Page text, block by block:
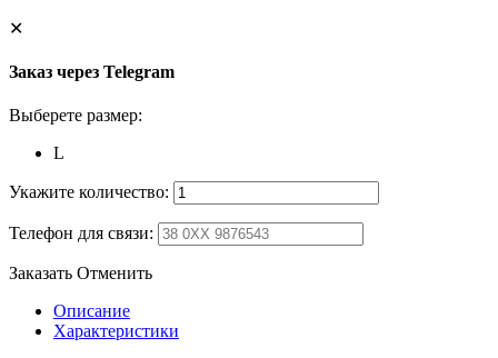
✕
Заказ через Telegram
Выберете размер:
L
Укажите количество:
Телефон для связи:
Заказать Отменить
Описание
Характеристики